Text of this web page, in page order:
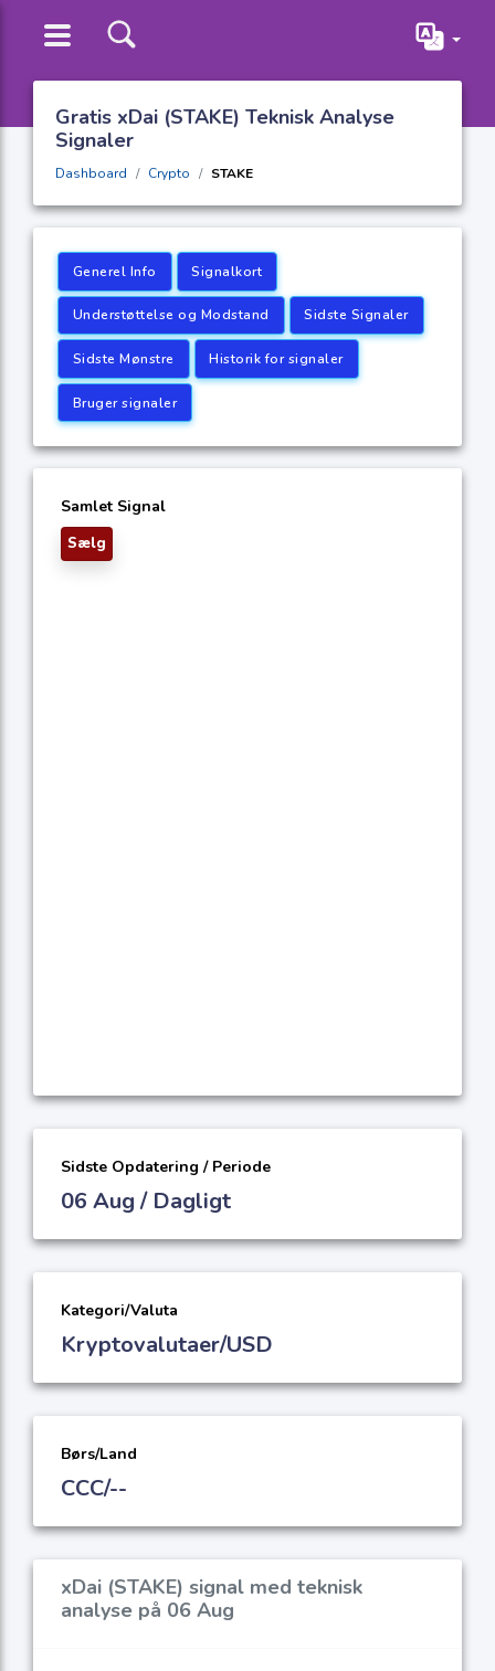
Gratis xDai (STAKE) Teknisk Analyse
Signaler
Dashboard Crypto STAKE
Generel Info Signalkort
Understøttelse og Modstand Sidste Signaler
Sidste Mønstre Historik for signaler
Bruger signaler
Samlet Signal
Sælg
Sidste Opdatering / Periode
06 Aug / Dagligt
Kategori/Valuta
Kryptovalutaer/USD
Børs/Land
CCC/--
xDai (STAKE) signal med teknisk
analyse på 06 Aug